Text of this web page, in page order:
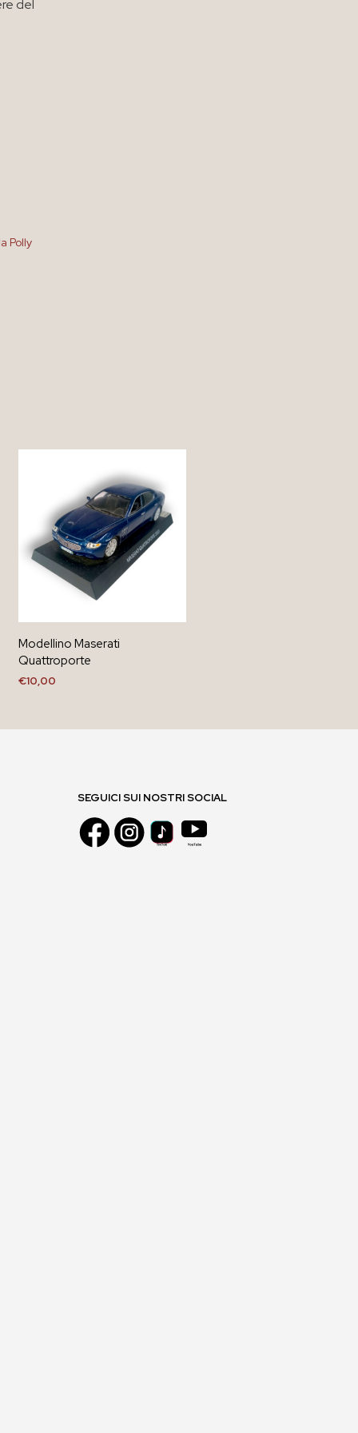
del
Polly
Modellino Maserati
Quattroporte
€10,00
SEGUICI SUI NOSTRI SOCIAL